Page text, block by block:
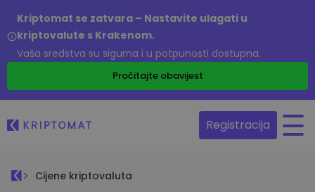
Kriptomat se zatvara – Nastavite ulagati u
kriptovalute s Krakenom.
Vaša sredstva su sigurna i u potpunosti dostupna.
Pročitajte obavijest
Registracija
Cijene kriptovaluta